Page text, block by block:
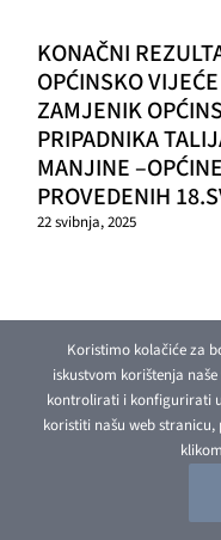
KONAČNI
OPĆINSKO
ZAMJENIK
PRIPADNIKA
MANJINE
PROVEDENIH
22 svibnja, 2025
Koristimo kolačiće za
iskustvom korištenja
kontrolirati i konfigurirati
koristiti našu web